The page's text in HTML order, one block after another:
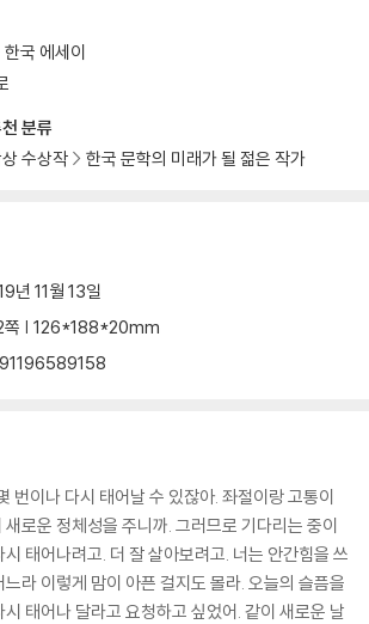
케스의
(107p)
더라도 행복해야 해
로』를 읽고 (111p)
쓰고 싶다면』을 읽고 (123p)
분류
수상작 한국 문학의 미래가 될 젊은 작가
한국 에세이
년 11월 13일
쪽 | 126*188*20mm
번이나 다시 태어날 수 있잖아. 좌절이랑 고통이
로운 정체성을 주니까. 그러므로 기다리는 중이
태어나려고. 더 잘 살아보려고. 너는 안간힘을 쓰
라 이렇게 맘이 아픈 걸지도 몰라. 오늘의 슬픔을
태어나 달라고 요청하고 싶었어. 같이 새로운 날